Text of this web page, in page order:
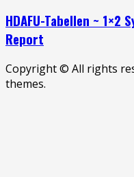
HDAFU-Tabellen ~ 1×2
Report
Copyright © All rights
themes.